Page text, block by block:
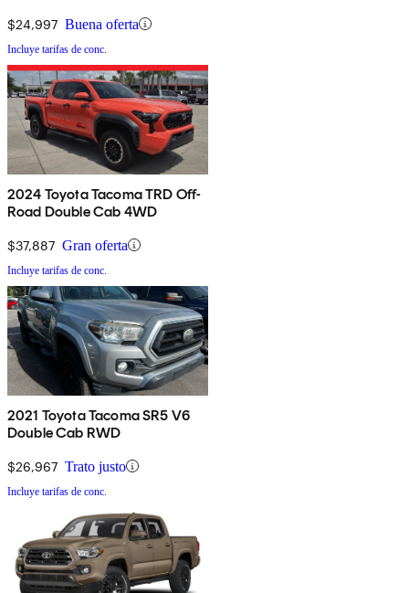
$24,997 Buena oferta
Incluye tarifas de conc.
2024 Toyota Tacoma TRD Off-
Road Double Cab 4WD
$37,887 Gran oferta
Incluye tarifas de conc.
2021 Toyota Tacoma SR5 V6
Double Cab RWD
$26,967 Trato justo
Incluye tarifas de conc.